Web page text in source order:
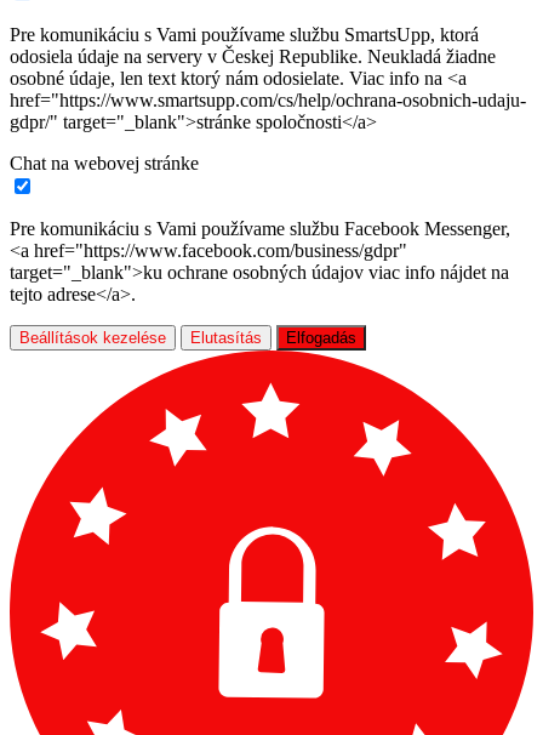
Pre komunikáciu s Vami používame službu SmartsUpp, ktorá
odosiela údaje na servery v Českej Republike. Neukladá žiadne
osobné údaje, len text ktorý nám odosielate. Viac info na <a
href="https://www.smartsupp.com/cs/help/ochrana-osobnich-udaju-
gdpr/" target="_blank">stránke spoločnosti</a>
Chat na webovej stránke
Pre komunikáciu s Vami používame službu Facebook Messenger,
<a href="https://www.facebook.com/business/gdpr"
target="_blank">ku ochrane osobných údajov viac info nájdet na
tejto adrese</a>.
Beállítások kezelése Elutasítás Elfogadás